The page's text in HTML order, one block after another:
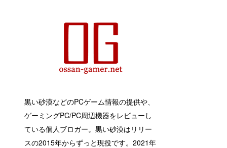
黒い砂漠などのPCゲーム情報の提供や、
ゲーミングPC/PC周辺機器をレビューし
ている個人ブロガー。黒い砂漠はリリー
スの2015年からずっと現役です。2021年